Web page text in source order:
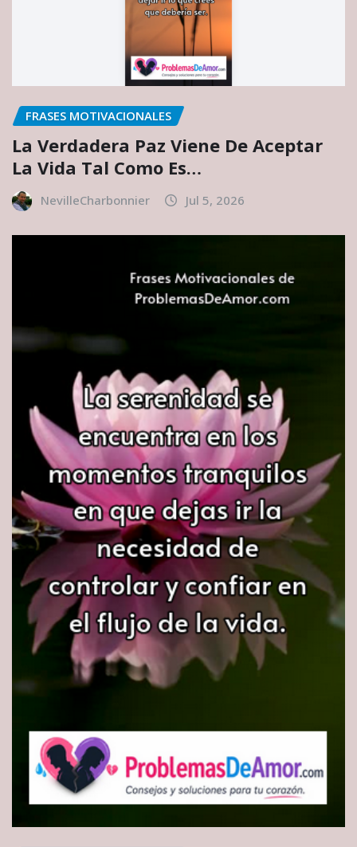
FRASES MOTIVACIONALES
La Verdadera Paz Viene De Aceptar
La Vida Tal Como Es…
NevilleCharbonnier Jul 5, 2026